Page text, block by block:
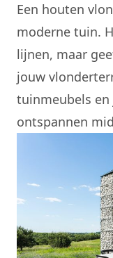
Een houten
moderne tuin.
lijnen, maar
jouw
tuinmeubels
ontspannen